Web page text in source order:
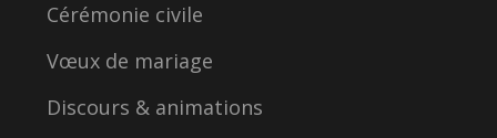
Cérémonie civile
Vœux de mariage
Discours & animations